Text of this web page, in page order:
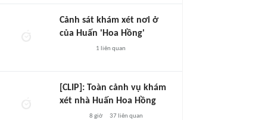
Cảnh sát khám xét nơi ở
của Huấn 'Hoa Hồng'
1 liên quan
[CLIP]: Toàn cảnh vụ khám
xét nhà Huấn Hoa Hồng
8 giờ 37liên quan